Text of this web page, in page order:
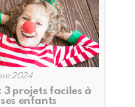
2024
3 projets faciles à
enfants